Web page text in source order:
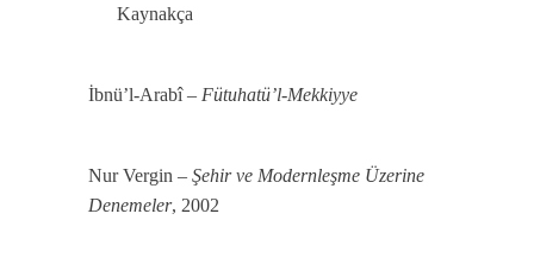
Kaynakça
İbnü’l-Arabî – Fütuhatü’l-Mekkiyye
Nur Vergin – Şehir ve Modernleşme Üzerine
Denemeler, 2002